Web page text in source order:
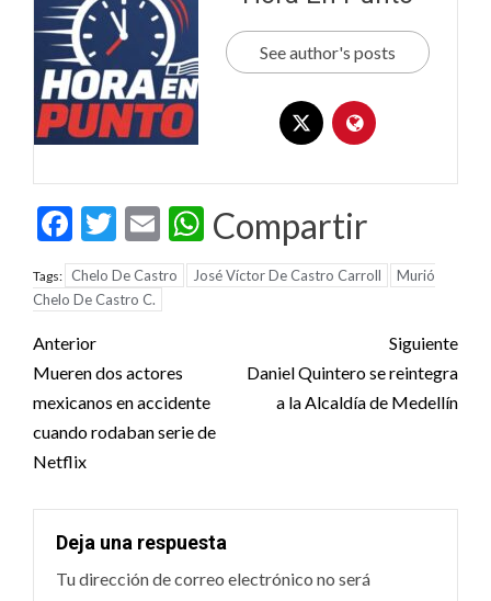
See author's posts
Facebook
Twitter
EmailWhatsApp
Compartir
Tags: Chelo De Castro José Víctor De Castro Carroll
Murió
Chelo De Castro C.
Post
navigation
Anterior
Mueren dos actores
mexicanos en accidente
cuando rodaban serie de
Netflix
Siguiente
Daniel Quintero se reintegra
a la Alcaldía de Medellín
Deja una respuesta
Tu dirección de correo electrónico no será